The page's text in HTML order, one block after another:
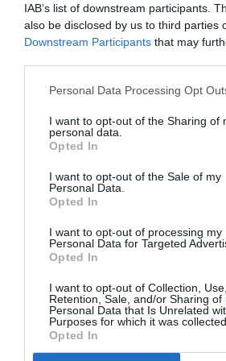
IAB’s list of downstream participants.
also be disclosed by us to third parties
Downstream Participants that may
Personal Data Processing Opt
I want to opt-out of the Sharing of
personal data.
Opted In
I want to opt-out of the Sale of my
Personal Data.
Opted In
I want to opt-out of processing my
Personal Data for Targeted
Opted In
I want to opt-out of Collection, Use,
Retention, Sale, and/or Sharing of
Personal Data that Is Unrelated
Purposes for which it was collected.
Opted In
pexels.com
Οι ενυδατικές κρέμες
πανομοιότυπες, ωστόσο δεν θα
χρησιμοποιείς τις δεύτερες
προσώπου σου καθώς εξαιτίας
διαφορετικών
τα προϊόντα φτιάχνονται για
απλά ενυδατική ή μαλακτική
Πιο συγκεκριμένα, μια
προσώπου στοχεύει στο να
μαύρα στίγματα, ρυτίδες,
γραμμές και φραγμένους